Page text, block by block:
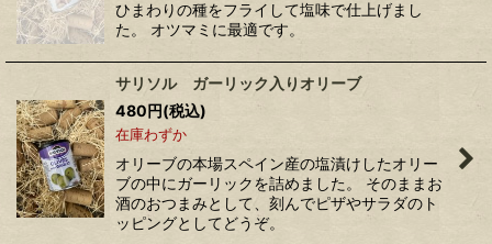
ひまわりの種をフライして塩味で仕上げまし
た。 オツマミに最適です。
サリソル ガーリック入りオリーブ
480円(税込)
在庫わずか
オリーブの本場スペイン産の塩漬けしたオリー
ブの中にガーリックを詰めました。 そのままお
酒のおつまみとして、刻んでピザやサラダのト
ッピングとしてどうぞ。